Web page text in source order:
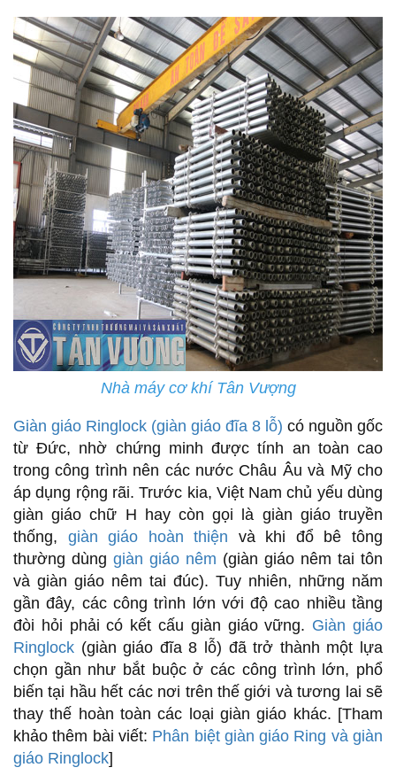
Nhà máy cơ khí Tân Vượng
Giàn giáo Ringlock (giàn giáo đĩa 8 lỗ) có nguồn gốc
từ Đức, nhờ chứng minh được tính an toàn cao
trong công trình nên các nước Châu Âu và Mỹ cho
áp dụng rộng rãi. Trước kia, Việt Nam chủ yếu dùng
giàn giáo chữ H hay còn gọi là giàn giáo truyền
thống, giàn giáo hoàn thiện và khi đổ bê tông
thường dùng giàn giáo nêm (giàn giáo nêm tai tôn
và giàn giáo nêm tai đúc). Tuy nhiên, những năm
gần đây, các công trình lớn với độ cao nhiều tầng
đòi hỏi phải có kết cấu giàn giáo vững. Giàn giáo
Ringlock (giàn giáo đĩa 8 lỗ) đã trở thành một lựa
chọn gần như bắt buộc ở các công trình lớn, phổ
biến tại hầu hết các nơi trên thế giới và tương lai sẽ
thay thế hoàn toàn các loại giàn giáo khác. [Tham
khảo thêm bài viết: Phân biệt giàn giáo Ring và giàn
giáo Ringlock]